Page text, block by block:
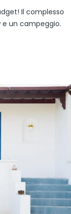
Il complesso
un campeggio.